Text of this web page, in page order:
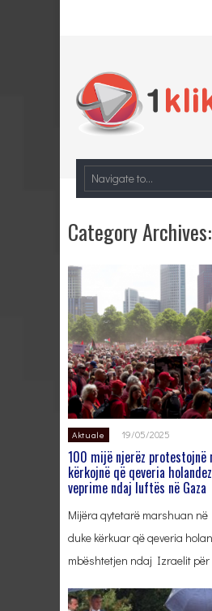
Category Archives:
Aktuale 19/05/2025
100 mijë njerëz protestojnë
kërkojnë që qeveria
veprime ndaj luftës në Gaza
Mijëra qytetarë marshuan në
duke kërkuar që qeveria
mbështetjen ndaj Izraelit për